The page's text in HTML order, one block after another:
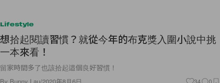
Lifestyle
想拾起閱讀習慣？就從今年的布克獎入圍小說中挑
一本來看！
留家時間多了也該拾起這個良好習慣！
34 0